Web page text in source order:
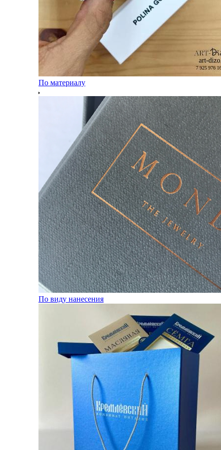
По материалу
По виду нанесения